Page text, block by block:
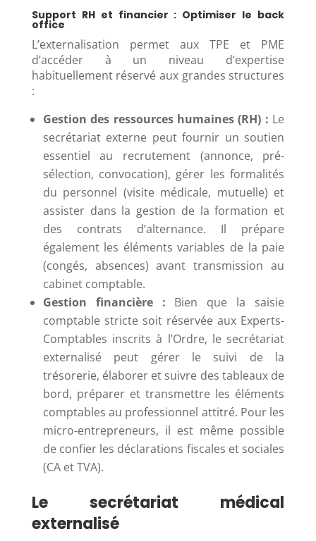
Support RH et financier : Optimiser le back
office
L’externalisation permet aux TPE et PME
d’accéder à un niveau d’expertise
habituellement réservé aux grandes structures
:
Gestion des ressources humaines (RH) : Le
secrétariat externe peut fournir un soutien
essentiel au recrutement (annonce, pré-
sélection, convocation), gérer les formalités
du personnel (visite médicale, mutuelle) et
assister dans la gestion de la formation et
des contrats d’alternance. Il prépare
également les éléments variables de la paie
(congés, absences) avant transmission au
cabinet comptable.
Gestion financière : Bien que la saisie
comptable stricte soit réservée aux Experts-
Comptables inscrits à l’Ordre, le secrétariat
externalisé peut gérer le suivi de la
trésorerie, élaborer et suivre des tableaux de
bord, préparer et transmettre les éléments
comptables au professionnel attitré. Pour les
micro-entrepreneurs, il est même possible
de confier les déclarations fiscales et sociales
(CA et TVA).
Le secrétariat médical
externalisé